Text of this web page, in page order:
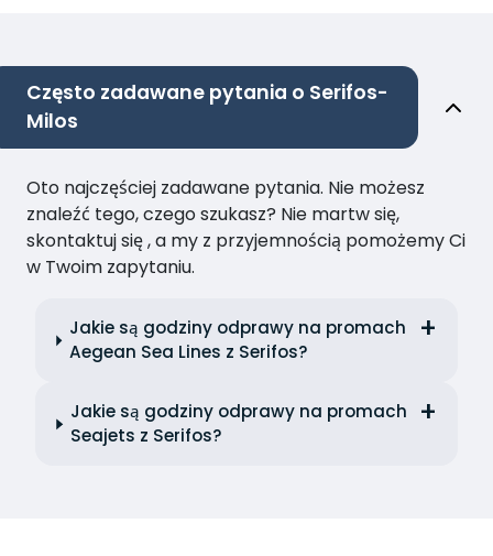
Często zadawane pytania o Serifos-
Milos
Oto najczęściej zadawane pytania. Nie możesz
znaleźć tego, czego szukasz? Nie martw się,
skontaktuj się , a my z przyjemnością pomożemy Ci
w Twoim zapytaniu.
Jakie są godziny odprawy na promach
Aegean Sea Lines z Serifos?
Jakie są godziny odprawy na promach
Seajets z Serifos?